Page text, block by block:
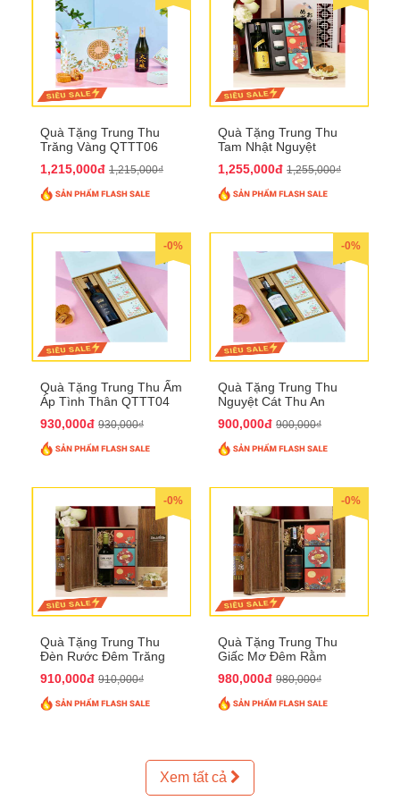
Quà Tặng Trung Thu
Trăng Vàng QTTT06
1,215,000đ 1,215,000₫
Quà Tặng Trung Thu
Tam Nhật Nguyệt
1,255,000đ 1,255,000₫
-0%
Quà Tặng Trung Thu Ấm
Áp Tình Thân QTTT04
930,000đ 930,000₫
-0%
Quà Tặng Trung Thu
Nguyệt Cát Thu An
900,000đ 900,000₫
-0%
Quà Tặng Trung Thu
Đèn Rước Đêm Trăng
910,000đ 910,000₫
-0%
Quà Tặng Trung Thu
Giấc Mơ Đêm Rằm
980,000đ 980,000₫
Xem tất cả